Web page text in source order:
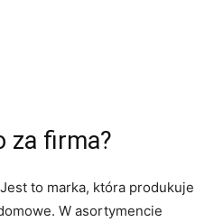
za firma?
to marka, która produkuje
W asortymencie